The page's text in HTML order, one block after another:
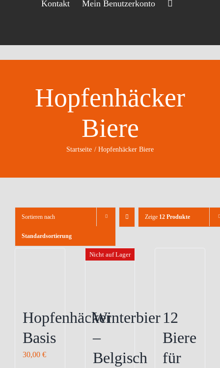
Kontakt Mein Benutzerkonto
Hopfenhäcker
Biere
Startseite Hopfenhäcker Biere
Sortieren nach
Standardsortierung
Zeige 12 Produkte
Hopfenhäcker
Basis
30,00 €
Nicht auf Lager
Winterbier
–
Belgisch
12
Biere
für